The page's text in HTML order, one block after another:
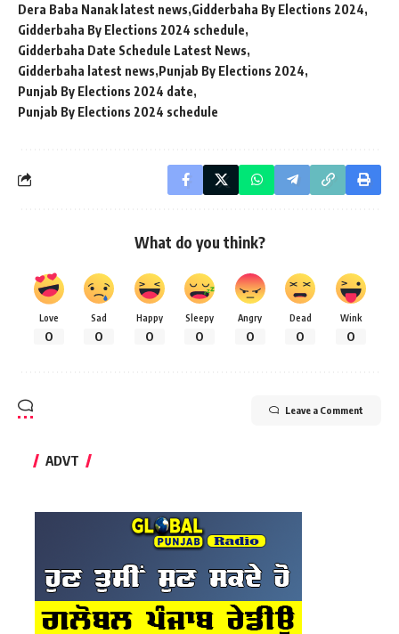
Dera Baba Nanak latest news Gidderbaha By Elections 2024
Gidderbaha By Elections 2024 schedule
Gidderbaha Date Schedule Latest News
Gidderbaha latest news Punjab By Elections 2024
Punjab By Elections 2024 date
Punjab By Elections 2024 schedule
What do you think?
Love
0
Sad
0
Happy
0
Sleepy
0
Angry
0
Dead
0
Wink
0
Leave a Comment
ADVT